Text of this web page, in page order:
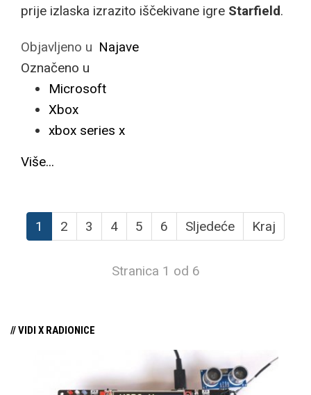
prije izlaska izrazito iščekivane igre Starfield.
Objavljeno u Najave
Označeno u
Microsoft
Xbox
xbox series x
Više...
1 2 3 4 5 6 Sljedeće Kraj
Stranica 1 od 6
// VIDI X RADIONICE